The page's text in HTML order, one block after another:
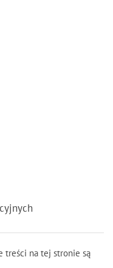
treści na tej stronie są